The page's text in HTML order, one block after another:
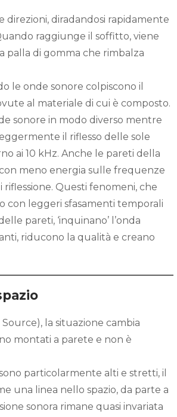
diradandosi rapidamente
raggiunge il soffitto, viene
palla di gomma che rimbalza
le onde sonore colpiscono il
al materiale di cui è composto.
sonore in modo diverso mentre
il riflesso delle sole
ai 10 kHz. Anche le pareti della
meno energia sulle frequenze
Questi fenomeni, che
con leggeri sfasamenti temporali
pareti, ‘inquinano’ l’onda
riducono la qualità e creano
la situazione cambia
montati a parete e non è
particolarmente alti e stretti, il
una linea nello spazio, da parte a
sonora rimane quasi invariata